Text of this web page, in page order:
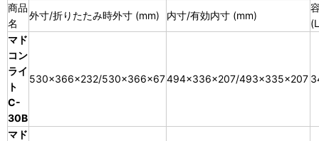
商品
名
外寸/折りたたみ時外寸 (mm) 内寸/有効内寸 (mm)
マド
コン
ライ
ト
C-
30B
530×366×232/530×366×67494×336×207/493×335×207
マド